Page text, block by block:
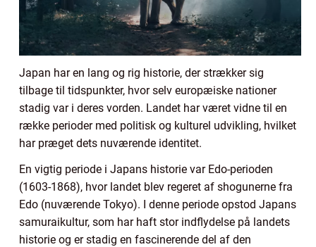
Japan har en lang og rig historie, der strækker sig
tilbage til tidspunkter, hvor selv europæiske nationer
stadig var i deres vorden. Landet har været vidne til en
række perioder med politisk og kulturel udvikling, hvilket
har præget dets nuværende identitet.
En vigtig periode i Japans historie var Edo-perioden
(1603-1868), hvor landet blev regeret af shogunerne fra
Edo (nuværende Tokyo). I denne periode opstod Japans
samuraikultur, som har haft stor indflydelse på landets
historie og er stadig en fascinerende del af den